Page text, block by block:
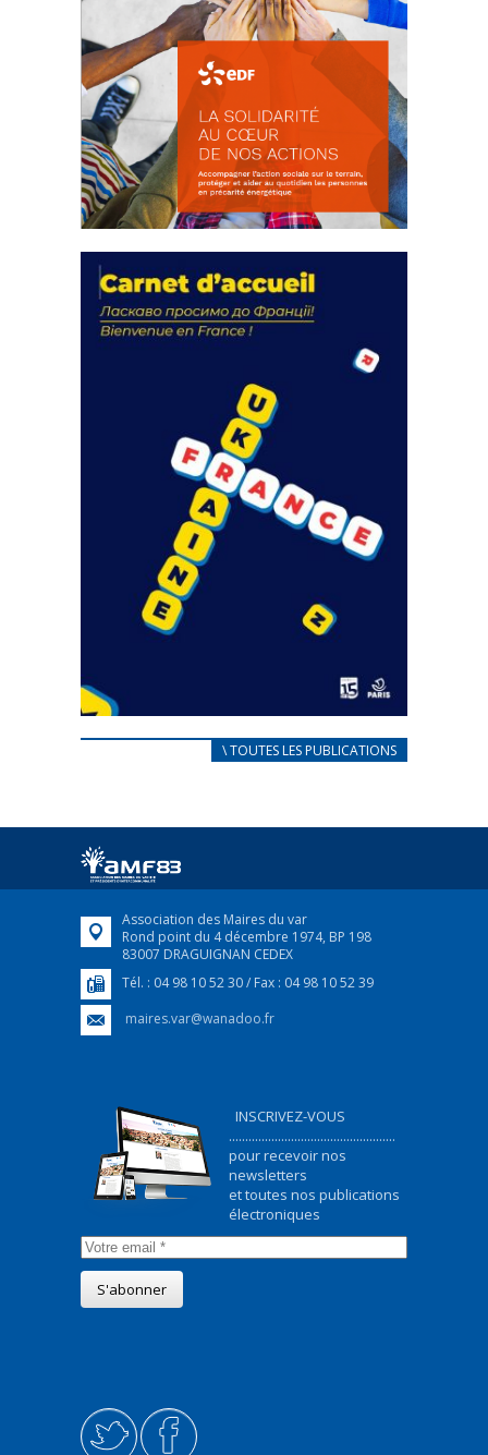
actions
18 septembre 2023
FEUILLETER
CARNET D’ACCUEIL
Afin d’accompagner au mieux les réfugiés
FEUILLETER
\ TOUTES LES PUBLICATIONS
Association des Maires du var
Rond point du 4 décembre 1974, BP 198
83007 DRAGUIGNAN CEDEX
Tél. : 04 98 10 52 30 / Fax : 04 98 10 52 39
maires.var@wanadoo.fr
INSCRIVEZ-VOUS
...................................................
pour recevoir nos
newsletters
et toutes nos publications
électroniques